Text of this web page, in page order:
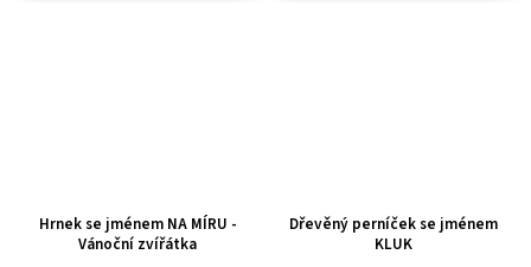
Hrnek se jménem NA MÍRU -
Vánoční zvířátka
Dřevěný perníček se jménem
KLUK